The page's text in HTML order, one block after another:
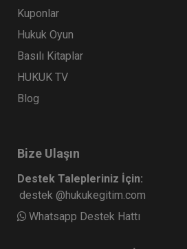
Kuponlar
Hukuk Oyun
Basılı Kitaplar
HUKUK TV
Blog
Bize Ulaşın
Destek Talepleriniz İçin:
destek @hukukegitim.com
Whatsapp Destek Hattı